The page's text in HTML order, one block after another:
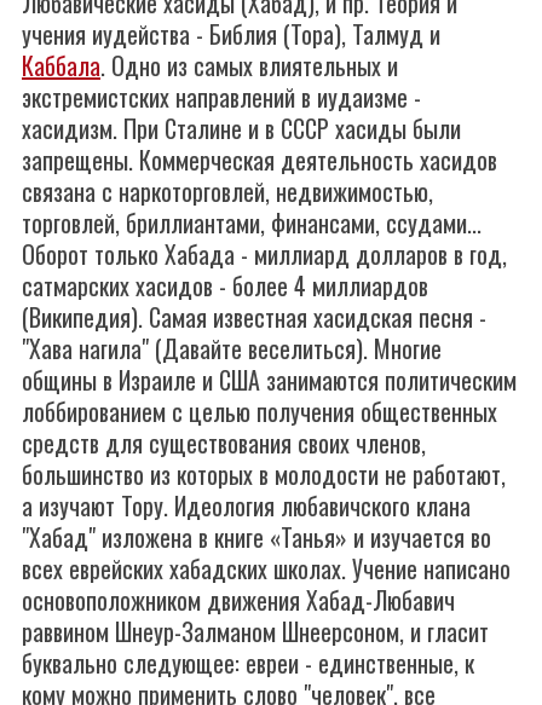
учения иудейства - Библия (Тора), Талмуд и
Каббала. Одно из самых влиятельных и
экстремистских направлений в иудаизме -
хасидизм. При Сталине и в СССР хасиды были
запрещены. Коммерческая деятельность хасидов
связана с наркоторговлей, недвижимостью,
торговлей, бриллиантами, финансами, ссудами...
Оборот только Хабада - миллиард долларов в год,
сатмарских хасидов - более 4 миллиардов
(Википедия). Самая известная хасидская песня -
"Хава нагила" (Давайте веселиться). Многие
общины в Израиле и США занимаются политическим
лоббированием с целью получения общественных
средств для существования своих членов,
большинство из которых в молодости не работают,
а изучают Тору. Идеология любавичского клана
"Хабад" изложена в книге «Танья» и изучается во
всех еврейских хабадских школах. Учение написано
основоположником движения Хабад-Любавич
раввином Шнеур-Залманом Шнеерсоном, и гласит
буквально следующее: евреи - единственные, к
кому можно применить слово "человек", все